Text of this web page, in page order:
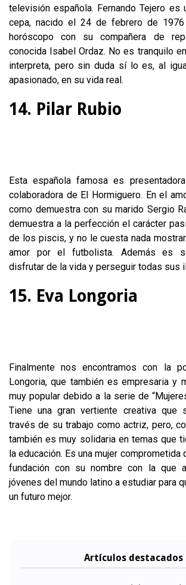
televisión española. Fernando Tejero es
cepa, nacido el 24 de febrero de
horóscopo con su compañera de
conocida Isabel Ordaz. No es tranquilo
interpreta, pero sin duda sí lo es, al
apasionado, en su vida real.
14. Pilar Rubio
Esta española famosa es
colaboradora de El Hormiguero. En el
como demuestra con su marido Sergio
demuestra a la perfección el carácter
de los piscis, y no le cuesta nada
amor por el futbolista. Además es
disfrutar de la vida y perseguir todas sus
15. Eva Longoria
Finalmente nos encontramos con la
Longoria, que también es empresaria y
muy popular debido a la serie de
Tiene una gran vertiente creativa que
través de su trabajo como actriz, pero,
también es muy solidaria en temas que
la educación. Es una mujer comprometida
fundación con su nombre con la que
jóvenes del mundo latino a estudiar para
un futuro mejor.
Artículos destacados